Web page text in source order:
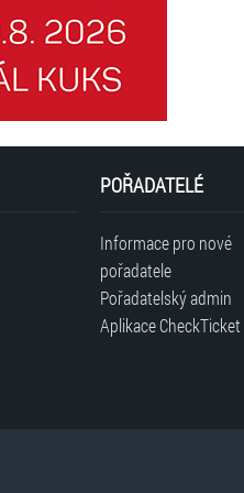
POŘADATELÉ
Informace pro nové
pořadatele
Pořadatelský admin
Aplikace CheckTicket